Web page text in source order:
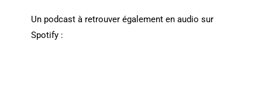
Un podcast à retrouver également en audio sur
Spotify :